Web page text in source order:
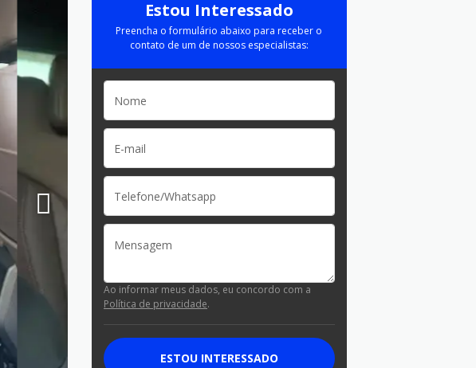
Estou Interessado
Preencha o formulário abaixo para receber o
contato de um de nossos especialistas:
Ao informar meus dados, eu concordo com a
Política de privacidade.
ESTOU INTERESSADO